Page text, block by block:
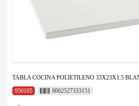
TABLA COCINA POLIETILENO 33X23X1.5
950105
8002527333151